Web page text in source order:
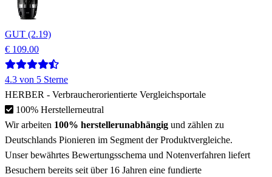
GUT (2.19)
€ 109.00
4.3 von 5 Sterne
HERBER - Verbraucherorientierte Vergleichsportale
100% Herstellerneutral
Wir arbeiten 100% herstellerunabhängig und zählen zu
Deutschlands Pionieren im Segment der Produktvergleiche.
Unser bewährtes Bewertungsschema und Notenverfahren liefert
Besuchern bereits seit über 16 Jahren eine fundierte